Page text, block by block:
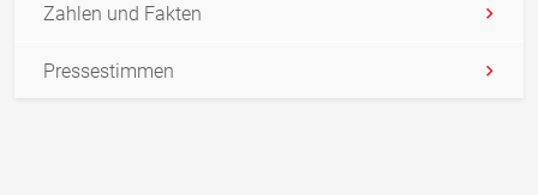
Zahlen und Fakten
Pressestimmen